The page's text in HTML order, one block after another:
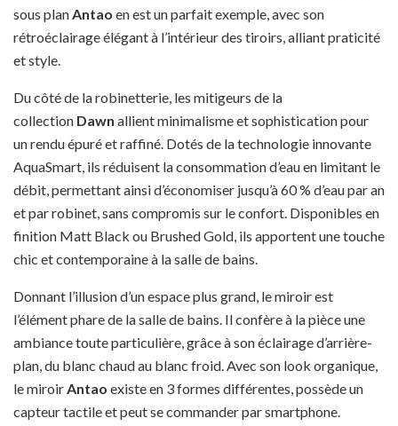
sous planAntao en est un parfait exemple, avec son
rétroéclairage élégant à l’intérieur des tiroirs, alliant praticité
et style.
Du côté de la robinetterie, les mitigeurs de la
collection Dawn allient minimalisme et sophistication pour
un rendu épuré et raffiné. Dotés de la technologie innovante
AquaSmart, ils réduisent la consommation d’eau en limitant le
débit, permettant ainsi d’économiser jusqu’à 60 % d’eau par an
et par robinet, sans compromis sur le confort. Disponibles en
finition Matt Black ou Brushed Gold, ils apportent une touche
chic et contemporaine à la salle de bains.
Donnant l’illusion d’un espace plus grand, le miroir est
l’élément phare de la salle de bains. Il confère à la pièce une
ambiance toute particulière, grâce à son éclairage d’arrière-
plan, du blanc chaud au blanc froid. Avec son look organique,
le miroirAntao existe en 3 formes différentes, possède un
capteur tactile et peut se commander par smartphone.